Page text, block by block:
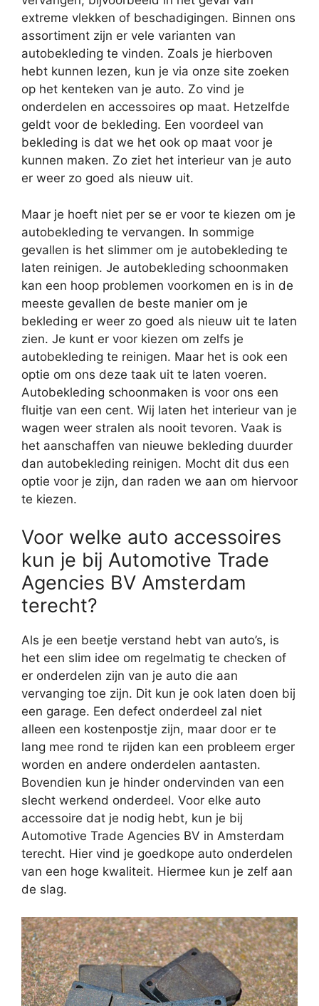
extreme vlekken of beschadigingen. Binnen ons
assortiment zijn er vele varianten van
autobekleding te vinden. Zoals je hierboven
hebt kunnen lezen, kun je via onze site zoeken
op het kenteken van je auto. Zo vind je
onderdelen en accessoires op maat. Hetzelfde
geldt voor de bekleding. Een voordeel van
bekleding is dat we het ook op maat voor je
kunnen maken. Zo ziet het interieur van je auto
er weer zo goed als nieuw uit.
Maar je hoeft niet per se er voor te kiezen om je
autobekleding te vervangen. In sommige
gevallen is het slimmer om je autobekleding te
laten reinigen. Je autobekleding schoonmaken
kan een hoop problemen voorkomen en is in de
meeste gevallen de beste manier om je
bekleding er weer zo goed als nieuw uit te laten
zien. Je kunt er voor kiezen om zelfs je
autobekleding te reinigen. Maar het is ook een
optie om ons deze taak uit te laten voeren.
Autobekleding schoonmaken is voor ons een
fluitje van een cent. Wij laten het interieur van je
wagen weer stralen als nooit tevoren. Vaak is
het aanschaffen van nieuwe bekleding duurder
dan autobekleding reinigen. Mocht dit dus een
optie voor je zijn, dan raden we aan om hiervoor
te kiezen.
Voor welke auto accessoires
kun je bij Automotive Trade
Agencies BV Amsterdam
terecht?
Als je een beetje verstand hebt van auto’s, is
het een slim idee om regelmatig te checken of
er onderdelen zijn van je auto die aan
vervanging toe zijn. Dit kun je ook laten doen bij
een garage. Een defect onderdeel zal niet
alleen een kostenpostje zijn, maar door er te
lang mee rond te rijden kan een probleem erger
worden en andere onderdelen aantasten.
Bovendien kun je hinder ondervinden van een
slecht werkend onderdeel. Voor elke auto
accessoire dat je nodig hebt, kun je bij
Automotive Trade Agencies BV in Amsterdam
terecht. Hier vind je goedkope auto onderdelen
van een hoge kwaliteit. Hiermee kun je zelf aan
de slag.